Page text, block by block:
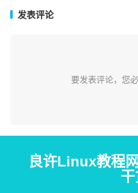
发表评论
要发表评论，您
良许Linux教程